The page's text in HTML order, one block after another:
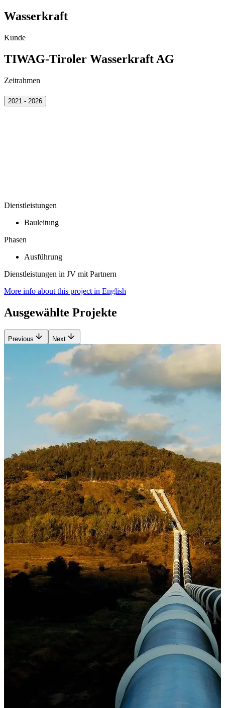
Wasserkraft
Kunde
TIWAG-Tiroler Wasserkraft AG
Zeitrahmen
2021 - 2026
Dienstleistungen
Bauleitung
Phasen
Ausführung
Dienstleistungen in JV mit Partnern
More info about this project in English
Ausgewählte Projekte
Previous Next